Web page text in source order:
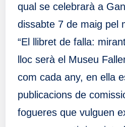
qual se celebrarà a
dissabte 7 de maig pel
“El llibret de falla:
lloc serà el Museu
com cada any, en ella
publicacions de
fogueres que vulguen